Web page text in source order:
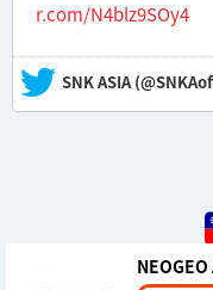
r.com/N4blz9SOy4
— SNK ASIA